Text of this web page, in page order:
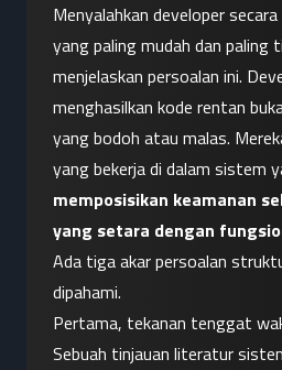
Menyalahkan developer
yang paling mudah dan paling
menjelaskan persoalan ini.
menghasilkan kode rentan
yang bodoh atau malas.
yang bekerja di dalam sistem
memposisikan keamanan
yang setara dengan
Ada tiga akar persoalan
dipahami.
Pertama, tekanan tenggat
Sebuah tinjauan literatur